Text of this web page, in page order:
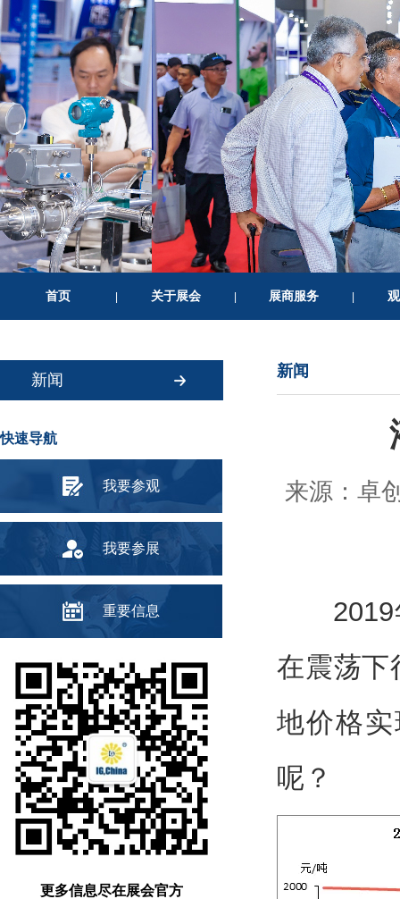
首页 | 关于展会 | 展商服务 |
新闻
快速导航
我要参观
我要参展
重要信息
更多信息尽在展会官方
新闻
来源：卓
2019年
在震荡下
地价格
呢？